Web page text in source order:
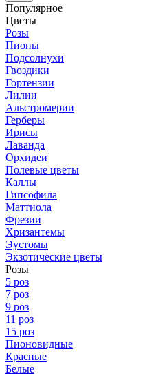
Популярное
Цветы
Розы
Пионы
Подсолнухи
Гвоздики
Гортензии
Лилии
Альстромерии
Герберы
Ирисы
Лаванда
Орхидеи
Полевые цветы
Каллы
Гипсофила
Маттиола
Фрезии
Хризантемы
Эустомы
Экзотические цветы
Розы
5 роз
7 роз
9 роз
11 роз
15 роз
Пионовидные
Красные
Белые